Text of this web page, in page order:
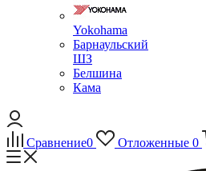
Yokohama
Барнаульский
ШЗ
Белшина
Кама
Сравнение0 Отложенные 0